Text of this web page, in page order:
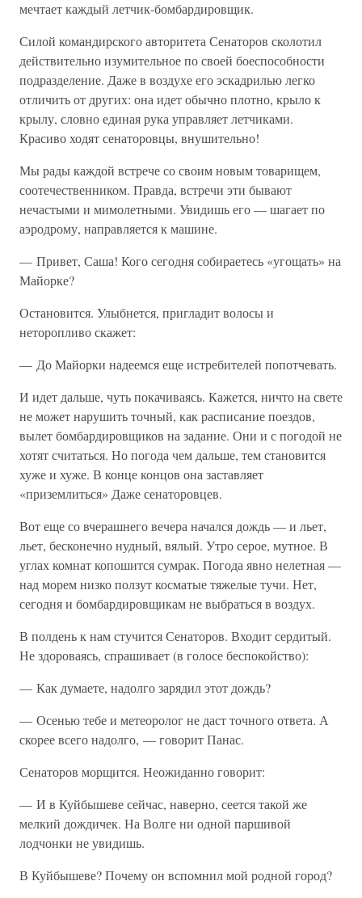
мечтает каждый летчик-бомбардировщик.
Силой командирского авторитета Сенаторов сколотил
действительно изумительное по своей боеспособности
подразделение. Даже в воздухе его эскадрилью легко
отличить от других: она идет обычно плотно, крыло к
крылу, словно единая рука управляет летчиками.
Красиво ходят сенаторовцы, внушительно!
Мы рады каждой встрече со своим новым товарищем,
соотечественником. Правда, встречи эти бывают
нечастыми и мимолетными. Увидишь его — шагает по
аэродрому, направляется к машине.
— Привет, Саша! Кого сегодня собираетесь «угощать» на
Майорке?
Остановится. Улыбнется, пригладит волосы и
неторопливо скажет:
— До Майорки надеемся еще истребителей попотчевать.
И идет дальше, чуть покачиваясь. Кажется, ничто на свете
не может нарушить точный, как расписание поездов,
вылет бомбардировщиков на задание. Они и с погодой не
хотят считаться. Но погода чем дальше, тем становится
хуже и хуже. В конце концов она заставляет
«приземлиться» Даже сенаторовцев.
Вот еще со вчерашнего вечера начался дождь — и льет,
льет, бесконечно нудный, вялый. Утро серое, мутное. В
углах комнат копошится сумрак. Погода явно нелетная —
над морем низко ползут косматые тяжелые тучи. Нет,
сегодня и бомбардировщикам не выбраться в воздух.
В полдень к нам стучится Сенаторов. Входит сердитый.
Не здороваясь, спрашивает (в голосе беспокойство):
— Как думаете, надолго зарядил этот дождь?
— Осенью тебе и метеоролог не даст точного ответа. А
скорее всего надолго, — говорит Панас.
Сенаторов морщится. Неожиданно говорит:
— И в Куйбышеве сейчас, наверно, сеется такой же
мелкий дождичек. На Волге ни одной паршивой
лодчонки не увидишь.
В Куйбышеве? Почему он вспомнил мой родной город?